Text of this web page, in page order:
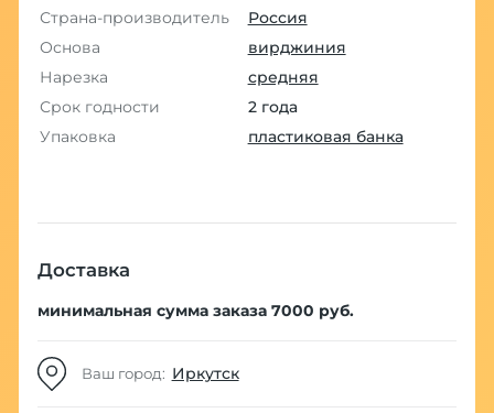
Страна-производитель
Россия
Основа
вирджиния
Нарезка
средняя
Срок годности
2 года
Упаковка
пластиковая банка
Доставка
минимальная сумма заказа 7000 руб.
Ваш город: Иркутск